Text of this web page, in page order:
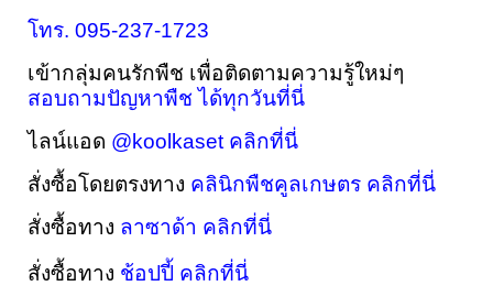
โทร. 095-237-1723
สอบถามปัญหาพืช ได้ทุกวันที่นี่
ไลน์แอด @koolkaset คลิกที่นี่
สั่งซื้อโดยตรงทาง คลินิกพืชคูลเกษตร คลิกที่นี่
สั่งซื้อทาง ลาซาด้า คลิกที่นี่
สั่งซื้อทาง ช้อปปี้ คลิกที่นี่